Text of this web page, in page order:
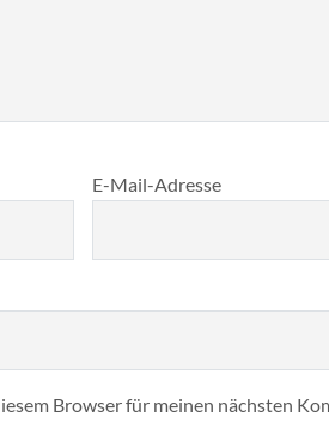
E-Mail-Adresse
Browser für meinen nächsten